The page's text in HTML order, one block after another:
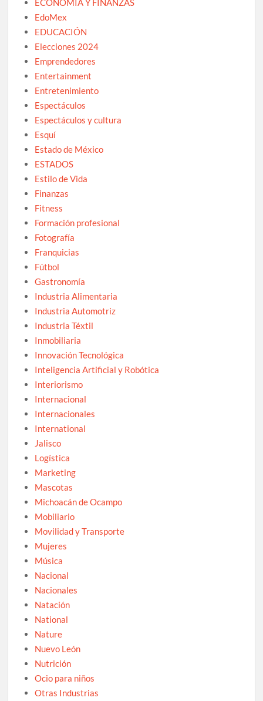
ECONOMÍA Y FINANZAS
EdoMex
EDUCACIÓN
Elecciones 2024
Emprendedores
Entertainment
Entretenimiento
Espectáculos
Espectáculos y cultura
Esquí
Estado de México
ESTADOS
Estilo de Vida
Finanzas
Fitness
Formación profesional
Fotografía
Franquicias
Fútbol
Gastronomía
Industria Alimentaria
Industria Automotriz
Industria Téxtil
Inmobiliaria
Innovación Tecnológica
Inteligencia Artificial y Robótica
Interiorismo
Internacional
Internacionales
International
Jalisco
Logística
Marketing
Mascotas
Michoacán de Ocampo
Mobiliario
Movilidad y Transporte
Mujeres
Música
Nacional
Nacionales
Natación
National
Nature
Nuevo León
Nutrición
Ocio para niños
Otras Industrias